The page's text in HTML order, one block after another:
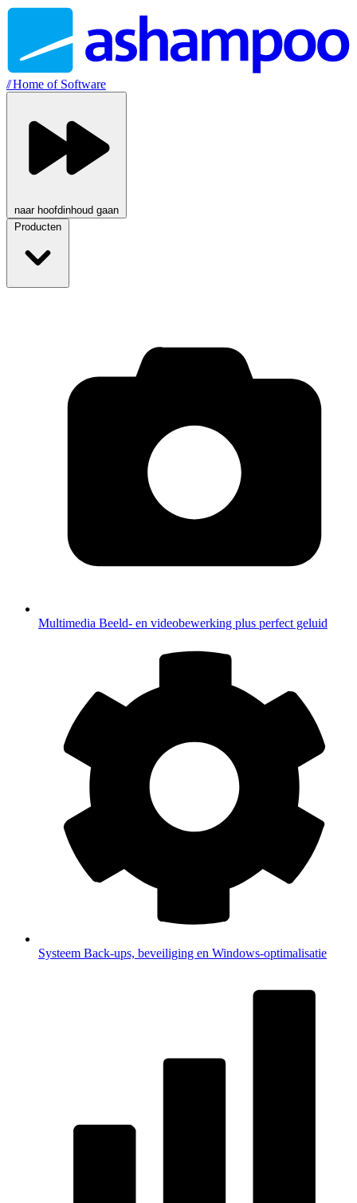
//Home of Software
naar hoofdinhoud gaan
Producten
Multimedia Beeld- en videobewerking plus perfect geluid
Systeem Back-ups, beveiliging en Windows-optimalisatie